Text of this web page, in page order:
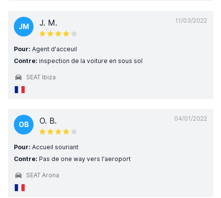
11/03/2022
JM J. M.
Pour: Agent d'acceuil
Contre: inspection de la voiture en sous sol
SEAT Ibiza
04/01/2022
OB O. B.
Pour: Accueil souriant
Contre: Pas de one way vers l'aeroport
SEAT Arona